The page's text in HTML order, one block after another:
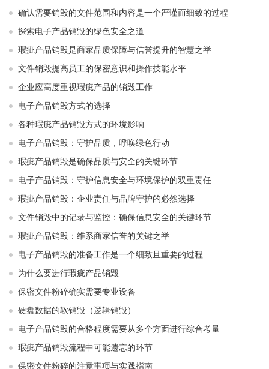
确认需要销毁的文件范围和内容是一个严谨而细致的过程
探索电子产品销毁的绿色安全之道
瑕疵产品销毁是商家品质保障与信誉提升的智慧之举
文件销毁提高员工的保密意识和操作技能水平
企业应高度重视瑕疵产品的销毁工作
电子产品销毁方式的选择
各种瑕疵产品销毁方式的环境影响
电子产品销毁：守护品质，呼唤绿色行动
瑕疵产品销毁是确保品质与安全的关键环节
电子产品销毁：守护信息安全与环境保护的双重责任
瑕疵产品销毁：企业责任与品牌守护的必然选择
文件销毁中的记录与监控：确保信息安全的关键环节
瑕疵产品销毁：维系商家信誉的关键之举
电子产品销毁的准备工作是一个细致且重要的过程
为什么要进行瑕疵产品销毁
保密文件粉碎确实需要专业设备
硬盘数据的软销毁（逻辑销毁）
电子产品销毁的合格程度需要从多个方面进行综合考量
瑕疵产品销毁流程中可能遗忘的环节
保密文件粉碎的注意事项与实践指南